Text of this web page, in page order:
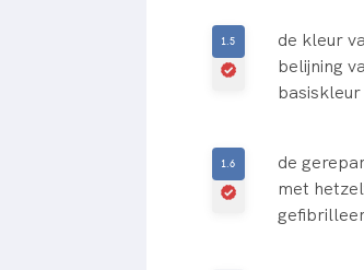
de kleur
belijning
de
met